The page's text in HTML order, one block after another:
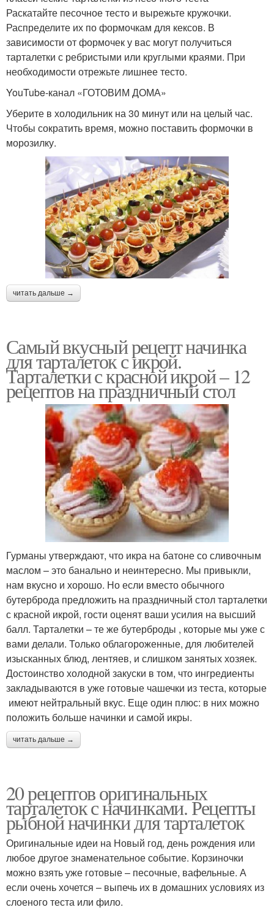
Раскатайте песочное тесто и вырежьте кружочки.
Распределите их по формочкам для кексов. В
зависимости от формочек у вас могут получиться
тарталетки с ребристыми или круглыми краями. При
необходимости отрежьте лишнее тесто.
YouTube‑канал «ГОТОВИМ ДОМА»
Уберите в холодильник на 30 минут или на целый час.
Чтобы сократить время, можно поставить формочки в
морозилку.
читать дальше →
Самый вкусный рецепт начинка
для тарталеток с икрой.
Тарталетки с красной икрой – 12
рецептов на праздничный стол
Гурманы утверждают, что икра на батоне со сливочным
маслом – это банально и неинтересно. Мы привыкли,
нам вкусно и хорошо. Но если вместо обычного
бутерброда предложить на праздничный стол тарталетки
с красной икрой, гости оценят ваши усилия на высший
балл. Тарталетки – те же бутерброды , которые мы уже с
вами делали. Только облагороженные, для любителей
изысканных блюд, лентяев, и слишком занятых хозяек.
Достоинство холодной закуски в том, что ингредиенты
закладываются в уже готовые чашечки из теста, которые
имеют нейтральный вкус. Еще один плюс: в них можно
положить больше начинки и самой икры.
читать дальше →
20 рецептов оригинальных
тарталеток с начинками. Рецепты
рыбной начинки для тарталеток
Оригинальные идеи на Новый год, день рождения или
любое другое знаменательное событие. Корзиночки
можно взять уже готовые – песочные, вафельные. А
если очень хочется – выпечь их в домашних условиях из
слоеного теста или фило.